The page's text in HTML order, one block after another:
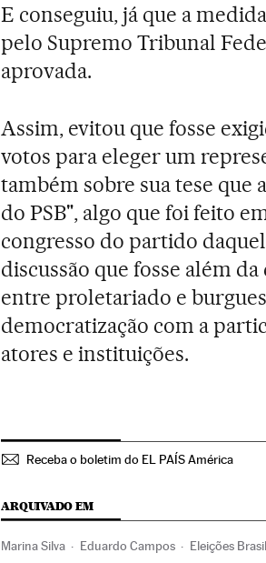
E conseguiu, já que a
pelo Supremo Tribunal
aprovada.
Assim, evitou que fosse
votos para eleger um
também sobre sua tese que
do PSB", algo que foi feito
congresso do partido
discussão que fosse além
entre proletariado e
democratização com a
atores e instituições.
Receba o boletim do EL PAÍS América
ARQUIVADO EM
Marina Silva Eduardo Campos Eleições Brasil